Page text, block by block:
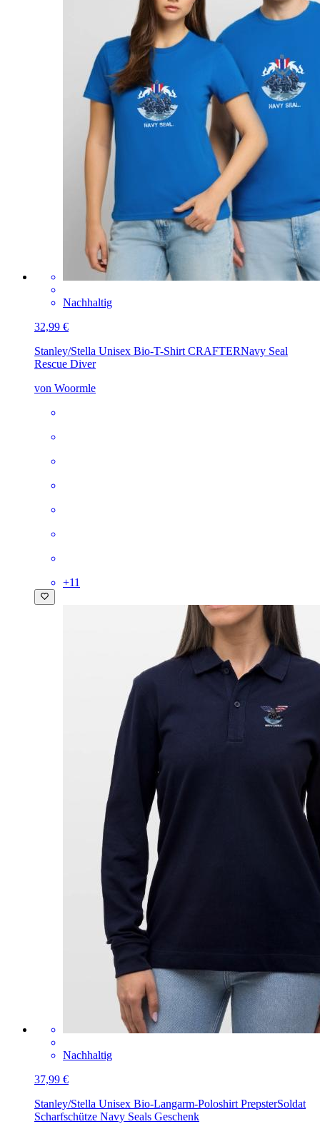
Nachhaltig
32,99 €
Stanley/Stella Unisex Bio-T-Shirt CRAFTERNavy Seal
Rescue Diver
von Woormle
+11
Nachhaltig
37,99 €
Stanley/Stella Unisex Bio-Langarm-Poloshirt PrepsterSoldat
Scharfschütze Navy Seals Geschenk